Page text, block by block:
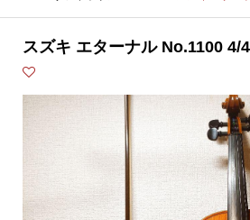
スズキ エターナル No.1100 4/